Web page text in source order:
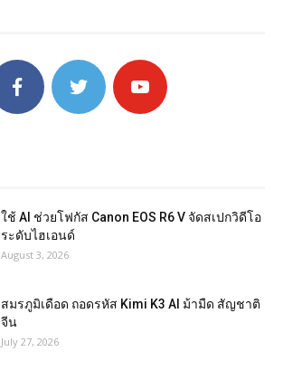
ใช้ AI ช่วยโฟกัส Canon EOS R6 V จัดสเปกวิดีโอ
ระดับไฮเอนด์
August 3, 2026
สมรภูมิเดือด ถอดรหัส Kimi K3 AI ม้ามืด สัญชาติ
จีน
July 27, 2026